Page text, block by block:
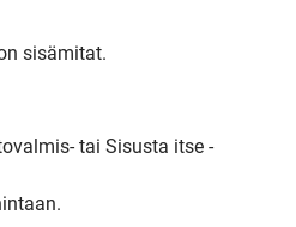
sisämitat.
tai Sisusta itse -